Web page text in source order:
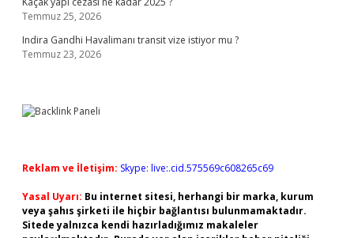
Temmuz 25, 2026
Indira Gandhi Havalimanı transit vize istiyor mu ?
Temmuz 23, 2026
Reklam ve İletişim: Skype: live:.cid.575569c608265c69
Yasal Uyarı: Bu internet sitesi, herhangi bir marka, kurum
veya şahıs şirketi ile hiçbir bağlantısı bulunmamaktadır.
Sitede yalnızca kendi hazırladığımız makaleler